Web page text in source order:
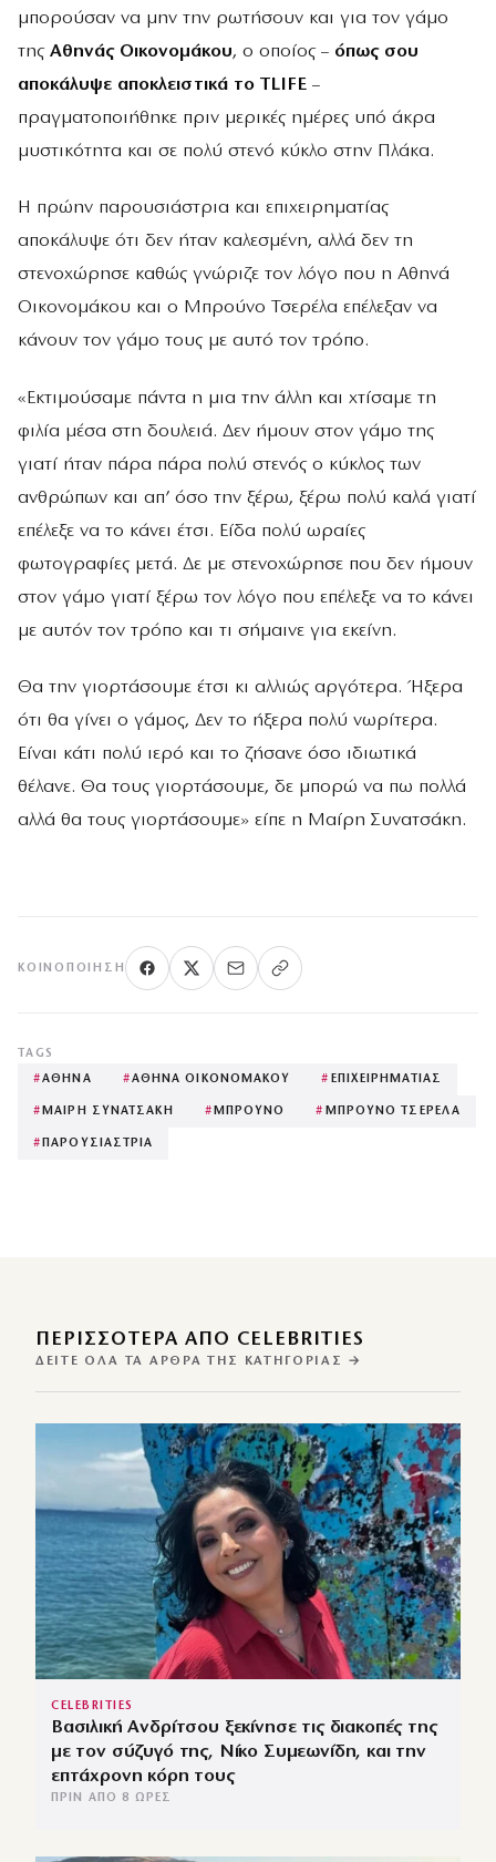
μπορούσαν να μην την ρωτήσουν και για τον γάμο
της Αθηνάς Οικονομάκου, ο οποίος – όπως σου
αποκάλυψε αποκλειστικά το TLIFE –
πραγματοποιήθηκε πριν μερικές ημέρες υπό άκρα
μυστικότητα και σε πολύ στενό κύκλο στην Πλάκα.
Η πρώην παρουσιάστρια και επιχειρηματίας
αποκάλυψε ότι δεν ήταν καλεσμένη, αλλά δεν τη
στενοχώρησε καθώς γνώριζε τον λόγο που η Αθηνά
Οικονομάκου και ο Μπρούνο Τσερέλα επέλεξαν να
κάνουν τον γάμο τους με αυτό τον τρόπο.
«Εκτιμούσαμε πάντα η μια την άλλη και χτίσαμε τη
φιλία μέσα στη δουλειά. Δεν ήμουν στον γάμο της
γιατί ήταν πάρα πάρα πολύ στενός ο κύκλος των
ανθρώπων και απ’ όσο την ξέρω, ξέρω πολύ καλά γιατί
επέλεξε να το κάνει έτσι. Είδα πολύ ωραίες
φωτογραφίες μετά. Δε με στενοχώρησε που δεν ήμουν
στον γάμο γιατί ξέρω τον λόγο που επέλεξε να το κάνει
με αυτόν τον τρόπο και τι σήμαινε για εκείνη.
Θα την γιορτάσουμε έτσι κι αλλιώς αργότερα. Ήξερα
ότι θα γίνει ο γάμος, Δεν το ήξερα πολύ νωρίτερα.
Είναι κάτι πολύ ιερό και το ζήσανε όσο ιδιωτικά
θέλανε. Θα τους γιορτάσουμε, δε μπορώ να πω πολλά
αλλά θα τους γιορτάσουμε» είπε η Μαίρη Συνατσάκη.
ΚΟΙΝΟΠΟΊΗΣΗ
TAGS
#ΑΘΗΝΑ #ΑΘΗΝΑ ΟΙΚΟΝΟΜΑΚΟΥ # ΕΠΙΧΕΙΡΗΜΑΤΙΑΣ
# ΜΑΙΡΗ ΣΥΝΑΤΣΑΚΗ # ΜΠΡΟΥΝΟ # ΜΠΡΟΥΝΟ ΤΣΕΡΕΛΑ
# ΠΑΡΟΥΣΙΑΣΤΡΙΑ
ΠΕΡΙΣΣΌΤΕΡΑ ΑΠΌ CELEBRITIES
ΔΕΊΤΕ ΌΛΑ ΤΑ ΆΡΘΡΑ ΤΗΣ ΚΑΤΗΓΟΡΊΑΣ →
CELEBRITIES
Βασιλική Ανδρίτσου ξεκίνησε τις διακοπές της
με τον σύζυγό της, Νίκο Συμεωνίδη, και την
επτάχρονη κόρη τους
ΠΡΙΝ ΑΠΌ 8 ΏΡΕΣ